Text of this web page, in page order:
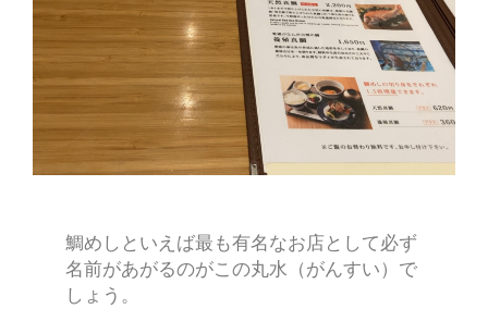
鯛めしといえば最も有名なお店として必ず
名前があがるのがこの丸水（がんすい）で
しょう。